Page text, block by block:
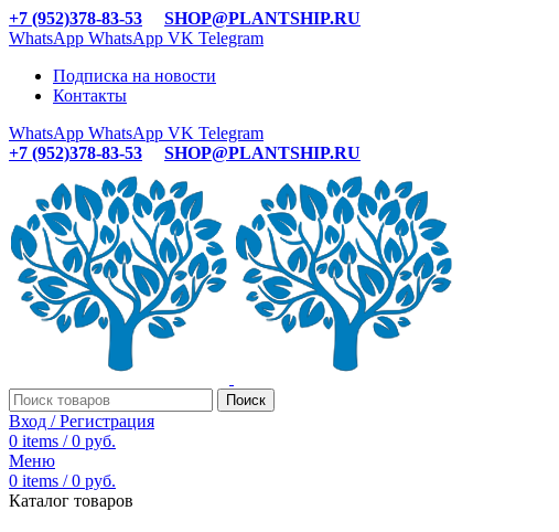
+7 (952)378-83-53
SHOP@PLANTSHIP.RU
WhatsApp WhatsApp VK Telegram
Подписка на новости
Контакты
WhatsApp WhatsApp VK Telegram
+7 (952)378-83-53
SHOP@PLANTSHIP.RU
Поиск
Вход / Регистрация
0 items / 0 руб.
Меню
0 items / 0 руб.
Каталог товаров